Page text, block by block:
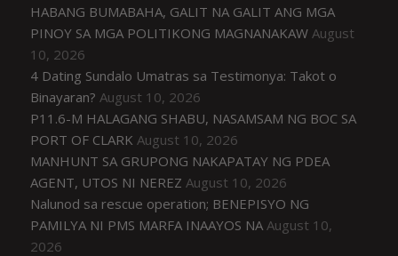
HABANG BUMABAHA, GALIT NA GALIT ANG MGA
PINOY SA MGA POLITIKONG MAGNANAKAW August
10, 2026
4 Dating Sundalo Umatras sa Testimonya: Takot o
Binayaran? August 10, 2026
P11.6-M HALAGANG SHABU, NASAMSAM NG BOC SA
PORT OF CLARK August 10, 2026
MANHUNT SA GRUPONG NAKAPATAY NG PDEA
AGENT, UTOS NI NEREZ August 10, 2026
Nalunod sa rescue operation; BENEPISYO NG
PAMILYA NI PMS MARFA INAAYOS NA August 10,
2026